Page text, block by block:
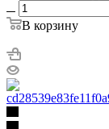
В корзину